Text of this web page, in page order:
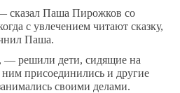
сказал Паша Пирожков со
с увлечением читают сказку,
Паша.
— решили дети, сидящие на
присоединились и другие
своими делами.